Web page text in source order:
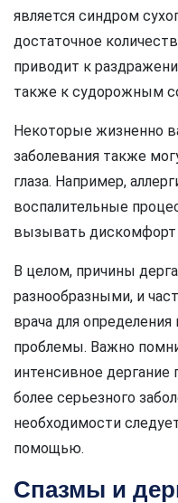
является синдром
достаточное
приводит к
также к судорожным
Некоторые жизненно
заболевания также
глаза. Например,
воспалительные
вызывать дискомфорт
В целом, причины
разнообразными, и
врача для
проблемы. Важно
интенсивное
более серьезного
необходимости
помощью.
Спазмы и